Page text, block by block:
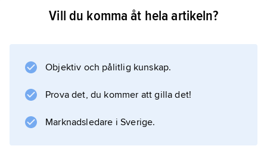
Hans tidigaste arbeten, t.ex.
Assyrischen
senare grammatiska arbeten om hebreiskan
och arameiskan.
Vill du komma åt hela artikeln?
Objektiv och pålitlig kunskap.
Prova det, du kommer att gilla det!
Marknadsledare i Sverige.